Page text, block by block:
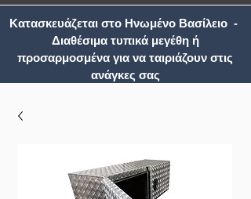
Κατασκευάζεται στο Ηνωμένο Βασίλειο -
Διαθέσιμα τυπικά μεγέθη ή
προσαρμοσμένα για να ταιριάζουν στις
ανάγκες σας